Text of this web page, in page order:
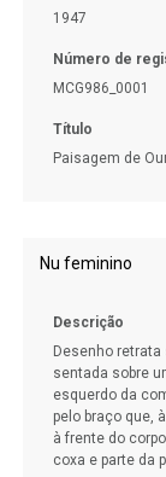
1947
Número de
MCG986_0001
Título
Paisagem de
Nu feminino
Descrição
Desenho retrata silhueta de figura feminina de costas, nua,
sentada sobre
esquerdo da
pelo braço que, à altura dos ombros, abraça os joelhos dobrados
à frente do corpo. É possível ver parte de sua mama esquerda, a
coxa e parte da